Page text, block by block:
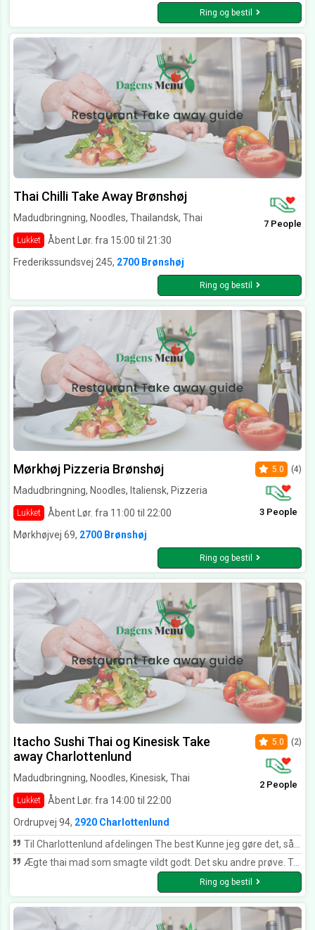
Ring og bestil
Thai Chilli Take Away Brønshøj
Madudbringning, Noodles, Thailandsk, Thai
Lukket Åbent Lør. fra 15:00 til 21:30
7 People
Frederikssundsvej 245, 2700 Brønshøj
Ring og bestil
Mørkhøj Pizzeria Brønshøj
Madudbringning, Noodles, Italiensk, Pizzeria
Lukket Åbent Lør. fra 11:00 til 22:00
5.0 (4)
3 People
Mørkhøjvej 69, 2700 Brønshøj
Ring og bestil
Itacho Sushi Thai og Kinesisk Take
away Charlottenlund
Madudbringning, Noodles, Kinesisk, Thai
Lukket Åbent Lør. fra 14:00 til 22:00
5.0 (2)
2 People
Ordrupvej 94, 2920 Charlottenlund
Til Charlottenlund afdelingen The best Kunne jeg gøre det, så ville jeg give 10 stjerner. Jeg fik leveret (til aftalt tid) nytårsmenu 1. Meget lækkert anrettet, og den mest velsmagende og friske sushi. Det var en stor oplevelse på en historisk aften. Tusind tak for mad👏🥳 Dato for oplevelse: 31. december 2023
Ægte thai mad som smagte vildt godt. Det sku andre prøve. Tak for dejlig mad
Ring og bestil